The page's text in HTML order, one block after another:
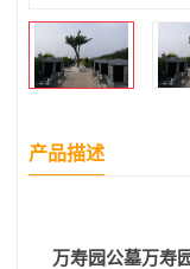
产品描述
万寿园公墓万寿